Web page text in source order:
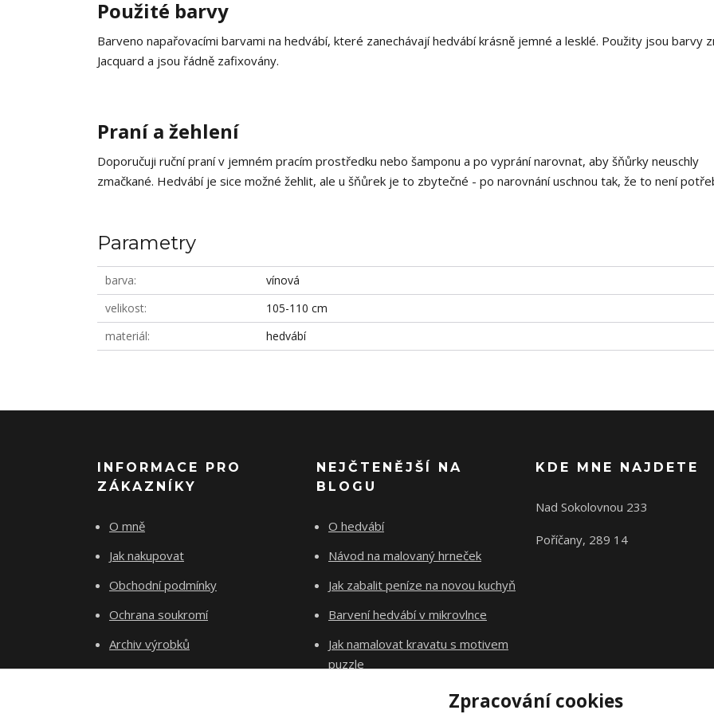
Použité barvy
Barveno napařovacími barvami na hedvábí, které zanechávají hedvábí krásně jemné a lesklé. Použity jsou barvy
Jacquard a jsou řádně zafixovány.
Praní a žehlení
Doporučuji ruční praní v jemném pracím prostředku nebo šamponu a po vyprání narovnat, aby šňůrky neuschly
zmačkané. Hedvábí je sice možné žehlit, ale u šňůrek je to zbytečné - po narovnání uschnou tak, že to není
Parametry
barva
vínová
velikost
105-110 cm
materiál
hedvábí
INFORMACE PRO
ZÁKAZNÍKY
O mně
Jak nakupovat
Obchodní podmínky
Ochrana soukromí
Archiv výrobků
Kontakty
NEJČTENĚJŠÍ NA
BLOGU
O hedvábí
Návod na malovaný hrneček
Jak zabalit peníze na novou kuchyň
Barvení hedvábí v mikrovlnce
Jak namalovat kravatu s motivem
puzzle
KDE MNE NAJDETE
Nad Sokolovnou 233
Poříčany, 289 14
Původní stránky
Zpracování cookies